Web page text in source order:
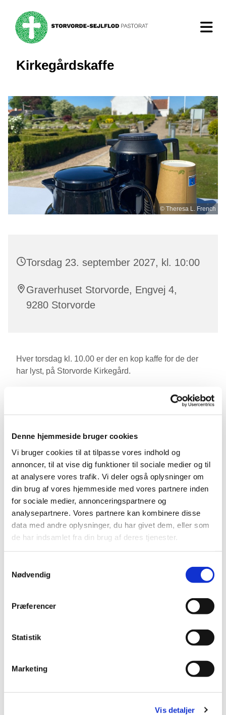
Denne hjemmeside bruger cookies
Vi bruger cookies til at tilpasse vores indhold og
annoncer, til at vise dig funktioner til sociale medier og til
at analysere vores trafik. Vi deler også oplysninger om
din brug af vores hjemmeside med vores partnere inden
for sociale medier, annonceringspartnere og
analysepartnere. Vores partnere kan kombinere disse
data med andre oplysninger, du har givet dem, eller som
de har indsamlet fra din brug af deres tjenester.
Nødvendig
Præferencer
Statistik
Marketing
Vis detaljer
Kirkegårdskaffe
© Theresa L. French
Torsdag 23. september 2027, kl. 10:00
Graverhuset Storvorde, Engvej 4,
9280 Storvorde
Hver torsdag kl. 10.00 er der en kop kaffe for de der
har lyst, på Storvorde Kirkegård.
Du vil måske også kunne lide...